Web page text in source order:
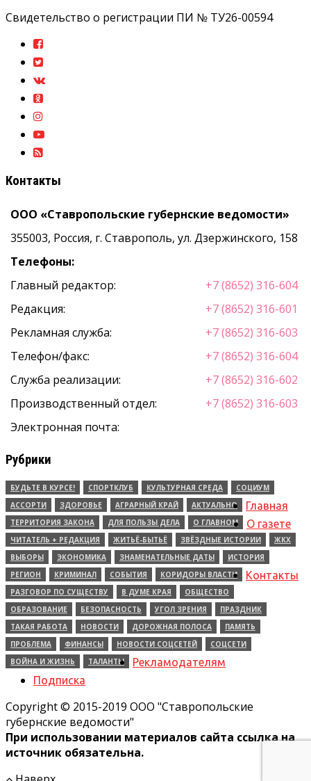
Свидетельство о регистрации ПИ № ТУ26-00594
Контакты
ООО «Ставропольские губернские ведомости»
355003, Россия, г. Ставрополь, ул. Дзержинского, 158
Телефоны:
Главный редактор:
+7 (8652) 316-604
Редакция:
+7 (8652) 316-601
Рекламная служба:
+7 (8652) 316-603
Телефон/факс:
+7 (8652) 316-604
Служба реализации:
+7 (8652) 316-602
Производственный отдел:
+7 (8652) 316-603
Электронная почта:
Рубрики
БУДЬТЕ В КУРСЕ! СПОРТКЛУБ КУЛЬТУРНАЯ СРЕДА
СОЦИУМ
АССОРТИ
ЗДОРОВЬЕ АГРАРНЫЙ КРАЙ
АКТУАЛЬНО
ТЕРРИТОРИЯ ЗАКОНА
ДЛЯ ПОЛЬЗЫ ДЕЛА
О ГЛАВНОМ
ЧИТАТЕЛЬ + РЕДАКЦИЯ
ЖИТЬЁ-БЫТЬЁ ЗВЁЗДНЫЕ ИСТОРИИ
ЖКХ
ВЫБОРЫ
ЭКОНОМИКА ЗНАМЕНАТЕЛЬНЫЕ ДАТЫ
ИСТОРИЯ
РЕГИОН
КРИМИНАЛ СОБЫТИЯ
КОРИДОРЫ ВЛАСТИ
РАЗГОВОР ПО СУЩЕСТВУ
В ДУМЕ КРАЯ
ОБЩЕСТВО
ОБРАЗОВАНИЕ
БЕЗОПАСНОСТЬ УГОЛ ЗРЕНИЯ
ПРАЗДНИК
ТАКАЯ РАБОТА
НОВОСТИ ДОРОЖНАЯ ПОЛОСА
ПАМЯТЬ
ПРОБЛЕМА
ФИНАНСЫ НОВОСТИ СОЦСЕТЕЙ
СОЦСЕТИ
ВОЙНА И ЖИЗНЬ
ТАЛАНТЫ
Главная
О газете
Контакты
Рекламодателям
Подписка
Copyright © 2015-2019 ООО "Ставропольские
губернские ведомости"
При использовании материалов сайта ссылка на
источник обязательна.